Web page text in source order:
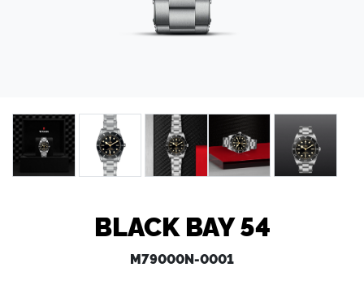
BLACK BAY 54
M79000N-0001